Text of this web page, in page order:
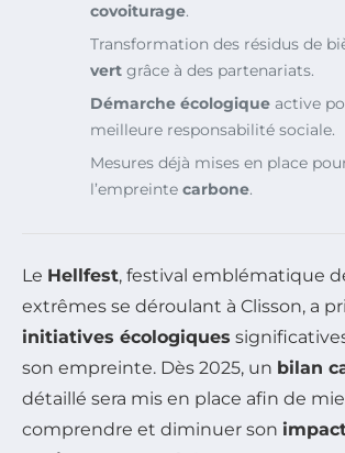
covoiturage.
Transformation des résidus de
vert grâce à des partenariats.
Démarche écologique active
meilleure responsabilité sociale.
Mesures déjà mises en place
l’empreinte carbone.
Le Hellfest, festival emblématique
extrêmes se déroulant à Clisson, a
initiatives écologiques
son empreinte. Dès 2025, un bilan
détaillé sera mis en place afin de
comprendre et diminuer son